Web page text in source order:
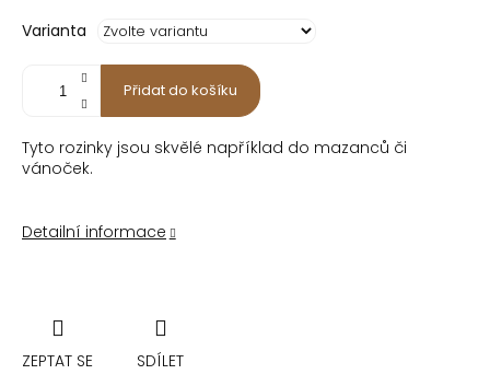
Varianta
Přidat do košíku
Tyto rozinky jsou skvělé například do mazanců či
vánoček.
Detailní informace
ZEPTAT SE SDÍLET